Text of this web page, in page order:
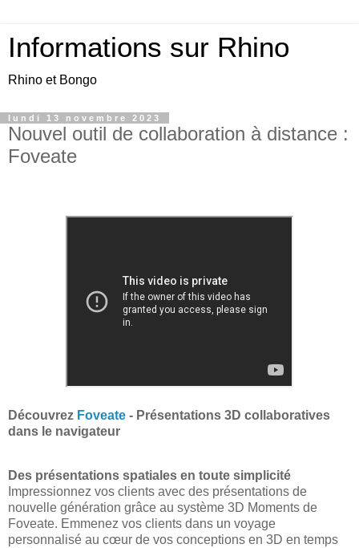
Informations sur Rhino
Rhino et Bongo
lundi 13 novembre 2023
Nouvel outil de collaboration à distance :
Foveate
Découvrez Foveate - Présentations 3D collaboratives
dans le navigateur
Des présentations spatiales en toute simplicité
Impressionnez vos clients avec des présentations de
nouvelle génération grâce au système 3D Moments de
Foveate. Emmenez vos clients dans un voyage
personnalisé au cœur de vos conceptions en 3D en temps